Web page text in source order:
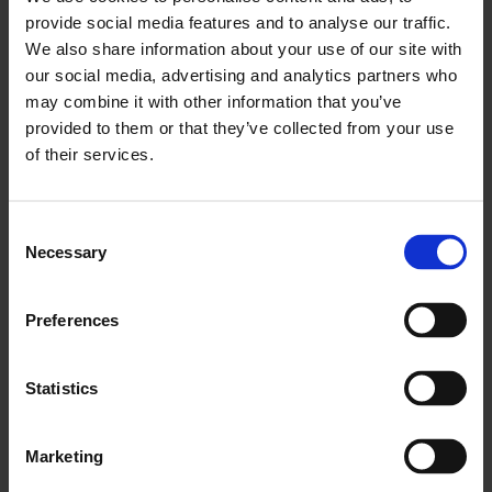
provide social media features and to analyse our traffic.
We also share information about your use of our site with
our social media, advertising and analytics partners who
may combine it with other information that you’ve
provided to them or that they’ve collected from your use
of their services.
Selection
Necessary
Preferences
Statistics
Marketing
услугама
Управљање комуналним предузећима
захтеван, вишеструки сектор ФСМ. Фронту софтвер за
управљање теренским услугама омогућава
техничарима да фотографишу и отпреме их директно у
вода, канализација, струја, бране и природни гас и
потребна им је сва помоћ коју могу добити.
Помоћу Фронту-а можете доћи до свог тима и
управљати њиховим радом у реалном времену где год
клијентима директно на платформу и поделите их међу